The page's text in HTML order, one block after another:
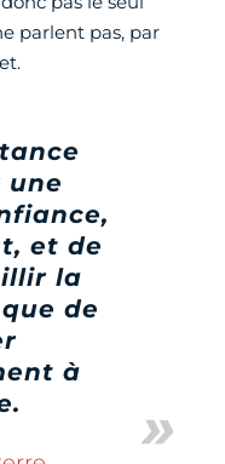
parlent pas, par
une
et de
la
de
à